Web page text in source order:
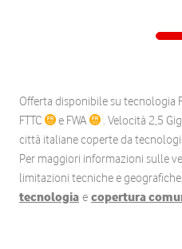
Offerta disponibile su tecnologia
FTTC
e FWA
. Velocità 2,5
città italiane coperte da
Per maggiori informazioni sulle
limitazioni tecniche e
tecnologia e copertura